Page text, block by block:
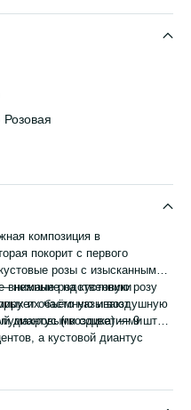
Розовая
композиция в
покорит с первого
розы с изысканным
внимание на кустовую розу
объёмную и воздушную
соцветиями
нежные родственники
их часто называют
диантус (гвоздика) — 9 шт
а кустовой диантус
букету благодаря своей